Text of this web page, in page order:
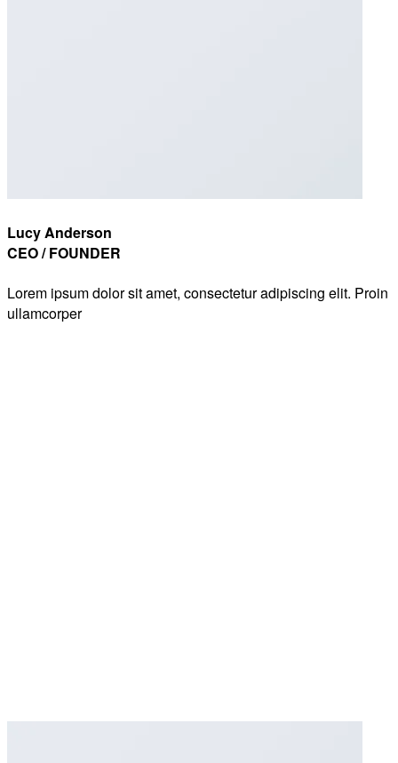
Lucy Anderson
CEO / FOUNDER
Lorem ipsum dolor sit amet, consectetur adipiscing elit. Proin
ullamcorper